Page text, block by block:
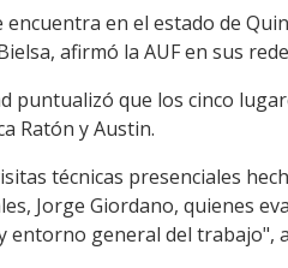
encuentra en el estado de
afirmó la AUF en sus
puntualizó que los cinco
Ratón y Austin.
técnicas presenciales
Jorge Giordano, quienes
entorno general del trabajo",